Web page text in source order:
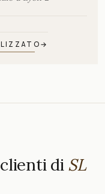
→
di SL